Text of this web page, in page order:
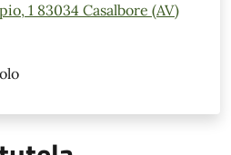
1 83034 Casalbore (AV)